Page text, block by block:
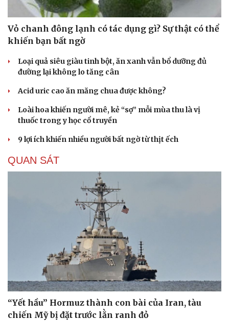
Vỏ chanh đông lạnh có tác dụng gì? Sự thật có thể
khiến bạn bất ngờ
Loại quả siêu giàu tinh bột, ăn xanh vẫn bổ dưỡng đủ
đường lại không lo tăng cân
Acid uric cao ăn măng chua được không?
Loài hoa khiến người mê, kẻ “sợ” mỗi mùa thu là vị
thuốc trong y học cổ truyền
9 lợi ích khiến nhiều người bất ngờ từ thịt ếch
QUAN SÁT
“Yết hầu” Hormuz thành con bài của Iran, tàu
chiến Mỹ bị đặt trước lằn ranh đỏ